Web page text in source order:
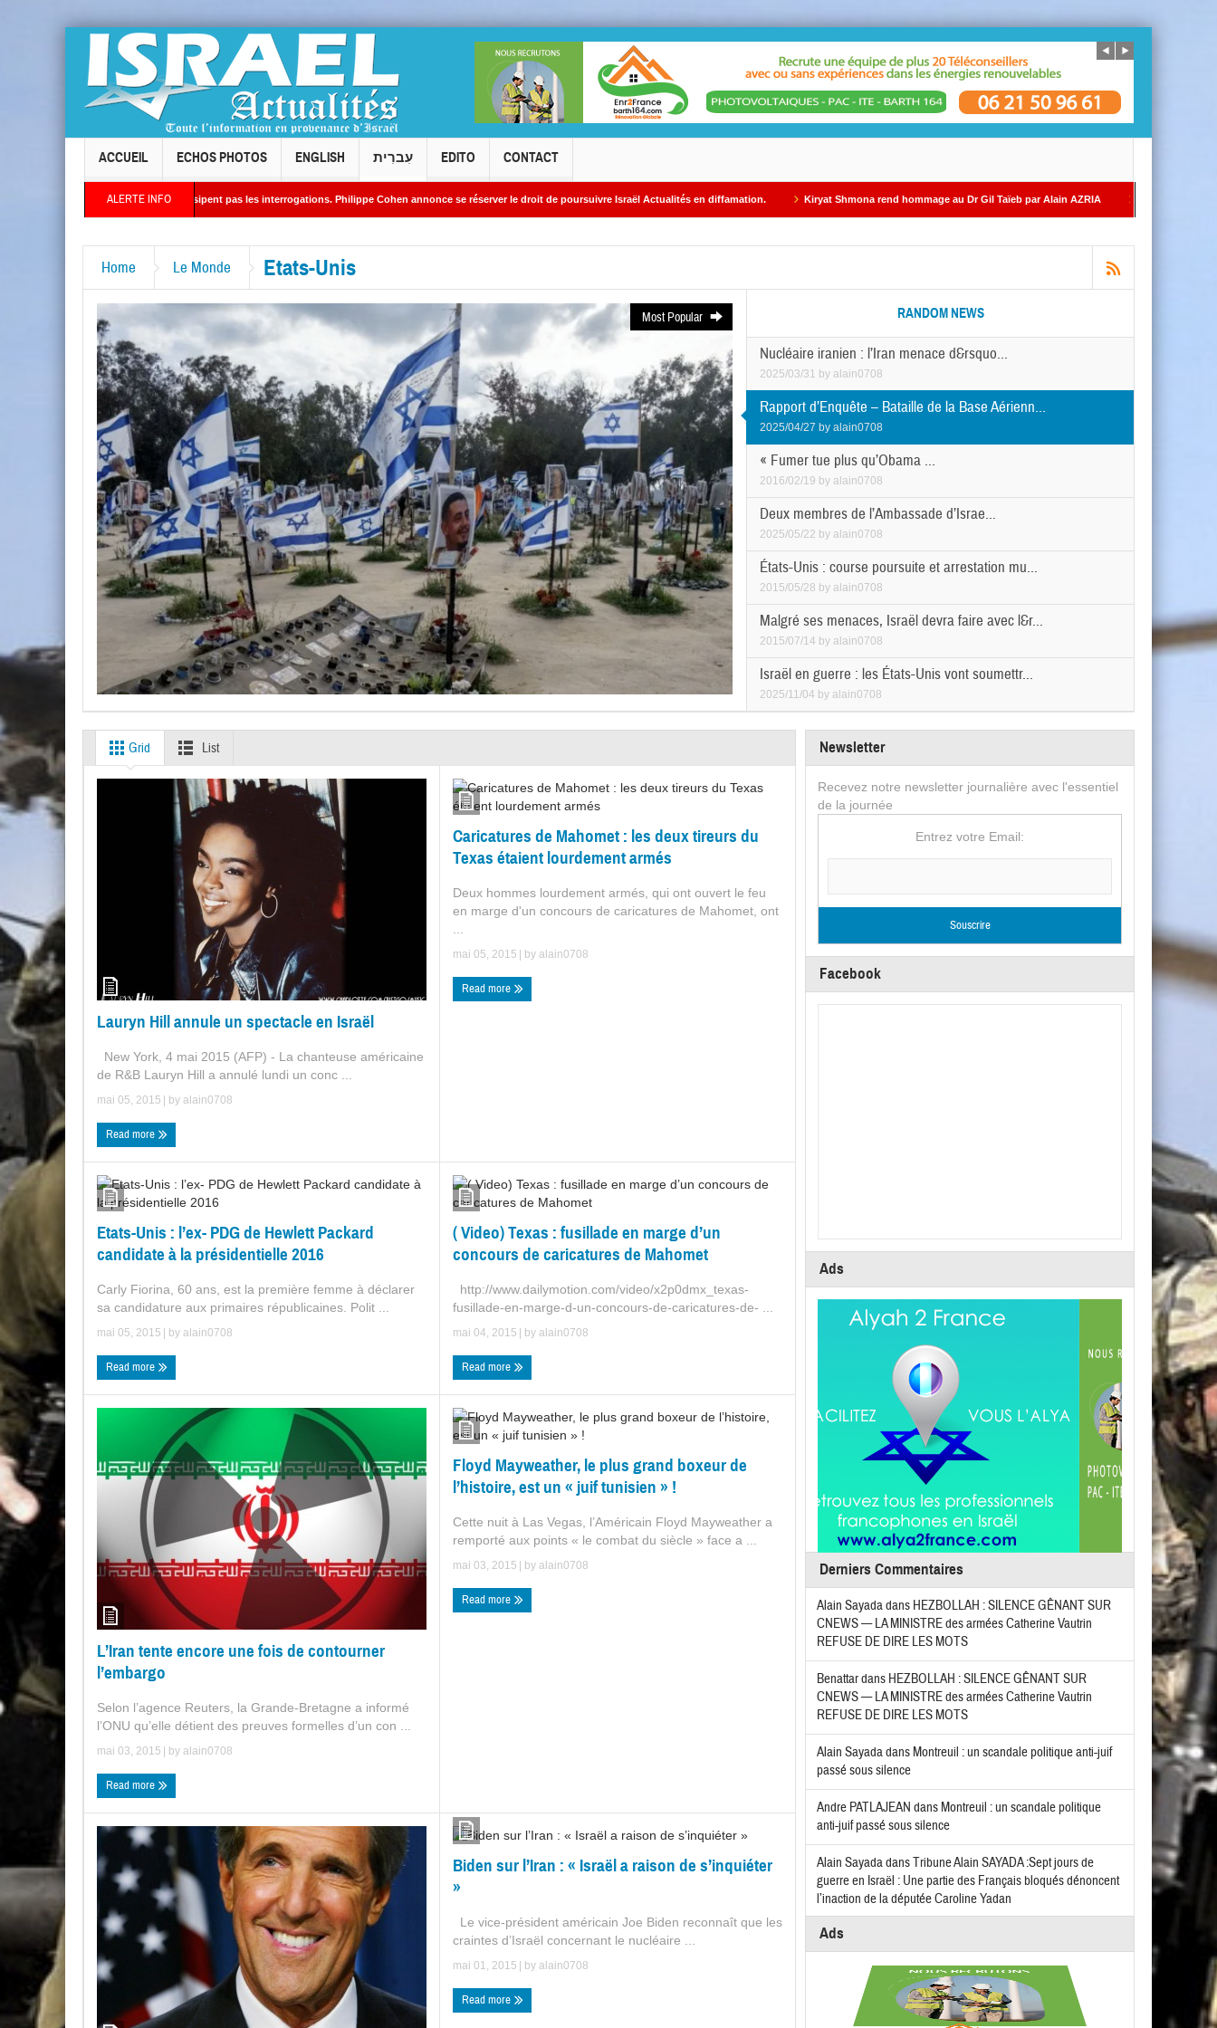
ACCUEIL ECHOS PHOTOS ENGLISH עִברִית EDITO CONTACT
ALERTE INFO
de l’ACCIL ne dissipent pas les interrogations. Philippe Cohen annonce se réserver le droit de poursuivre Israël Actualités en diffamation. Kiryat Shmona rend hommage au Dr Gil Taïeb par Alain AZRIA ÉDITORIAL – Par Alain SAYADA
Home Le Monde Etats-Unis
Most Popular RANDOM NEWS
Nucléaire iranien : l’Iran menace d&rsquo...
2025/03/31 by alain0708
Rapport d’Enquête – Bataille de la Base Aérienn...
2025/04/27 byalain0708
« Fumer tue plus qu’Obama ...
2016/02/19 by alain0708
Deux membres de l’Ambassade d’Israe...
2025/05/22 by alain0708
États-Unis : course poursuite et arrestation mu...
2015/05/28 by alain0708
Malgré ses menaces, Israël devra faire avec l&r...
2015/07/14 by alain0708
Israël en guerre : les États-Unis vont soumettr...
2025/11/04 by alain0708
Grid List
Lauryn Hill annule un spectacle en Israël
New York, 4 mai 2015 (AFP) - La chanteuse américaine
de R&B Lauryn Hill a annulé lundi un conc ...
mai 05, 2015 | by alain0708
Read more
Caricatures de Mahomet : les deux tireurs du
Texas étaient lourdement armés
Deux hommes lourdement armés, qui ont ouvert le feu
en marge d'un concours de caricatures de Mahomet, ont
mai 05, 2015 | by alain0708
Read more
Etats-Unis : l’ex- PDG de Hewlett Packard
candidate à la présidentielle 2016
Carly Fiorina, 60 ans, est la première femme à déclarer
sa candidature aux primaires républicaines. Polit ...
mai 05, 2015 | by alain0708
Read more
( Video) Texas : fusillade en marge d’un
concours de caricatures de Mahomet
http://www.dailymotion.com/video/x2p0dmx_texas-
fusillade-en-marge-d-un-concours-de-caricatures-de- ...
mai 04, 2015 | by alain0708
Read more
L’Iran tente encore une fois de contourner
l’embargo
Selon l’agence Reuters, la Grande-Bretagne a informé
l’ONU qu’elle détient des preuves formelles d’un con ...
mai 03, 2015 | by alain0708
Read more
Floyd Mayweather, le plus grand boxeur de
l’histoire, est un « juif tunisien » !
Cette nuit à Las Vegas, l’Américain Floyd Mayweather a
remporté aux points « le combat du siècle » face a ...
mai 03, 2015 | by alain0708
Read more
Biden sur l’Iran : « Israël a raison de s’inquiéter
»
Le vice-président américain Joe Biden reconnaît que les
craintes d’Israël concernant le nucléaire ...
mai 01, 2015 | by alain0708
Read more
Newsletter
Recevez notre newsletter journalière avec l'essentiel
de la journée
Entrez votre Email:
Facebook
Ads
Derniers Commentaires
Alain Sayadadans HEZBOLLAH : SILENCE GÊNANT SUR
CNEWS — LA MINISTRE des armées Catherine Vautrin
REFUSE DE DIRE LES MOTS
Benattardans HEZBOLLAH : SILENCE GÊNANT SUR
CNEWS — LA MINISTRE des armées Catherine Vautrin
REFUSE DE DIRE LES MOTS
Alain Sayadadans Montreuil : un scandale politique anti-juif
passé sous silence
Andre PATLAJEAN dans Montreuil : un scandale politique
anti-juif passé sous silence
Alain SayadadansTribune Alain SAYADA :Sept jours de
guerre en Israël : Une partie des Français bloqués dénoncent
l’inaction de la députée Caroline Yadan
Ads